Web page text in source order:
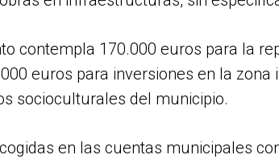
contempla 170.000 euros para la
euros para inversiones en la zona
socioculturales del municipio.
en las cuentas municipales